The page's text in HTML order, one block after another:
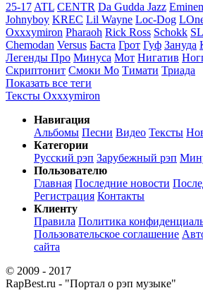
25-17 ATL CENTR Da Gudda Jazz
Johnyboy KREC Lil Wayne Loc-Dog
Oxxxymiron Pharaoh Rick Ross Schokk
Chemodan Versus Баста Грот Гуф Зануда
Легенды Про Минуса Мот Нигатив
Скриптонит Смоки Мо Тимати Триада
Показать все теги
Тексты Oxxxymiron
Навигация
Альбомы Песни Видео Тексты
Категории
Русский рэп Зарубежный рэп
Пользователю
Главная Последние новости
Регистрация Контакты
Клиенту
Правила Политика
Пользовательское соглашение
сайта
© 2009 - 2017
RapBest.ru - "Портал о рэп музыке"